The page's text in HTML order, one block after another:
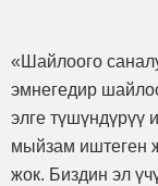
«Шайлоого
эмнегедир
элге түшүндүрүү
мыйзам иштеген
жок. Биздин эл